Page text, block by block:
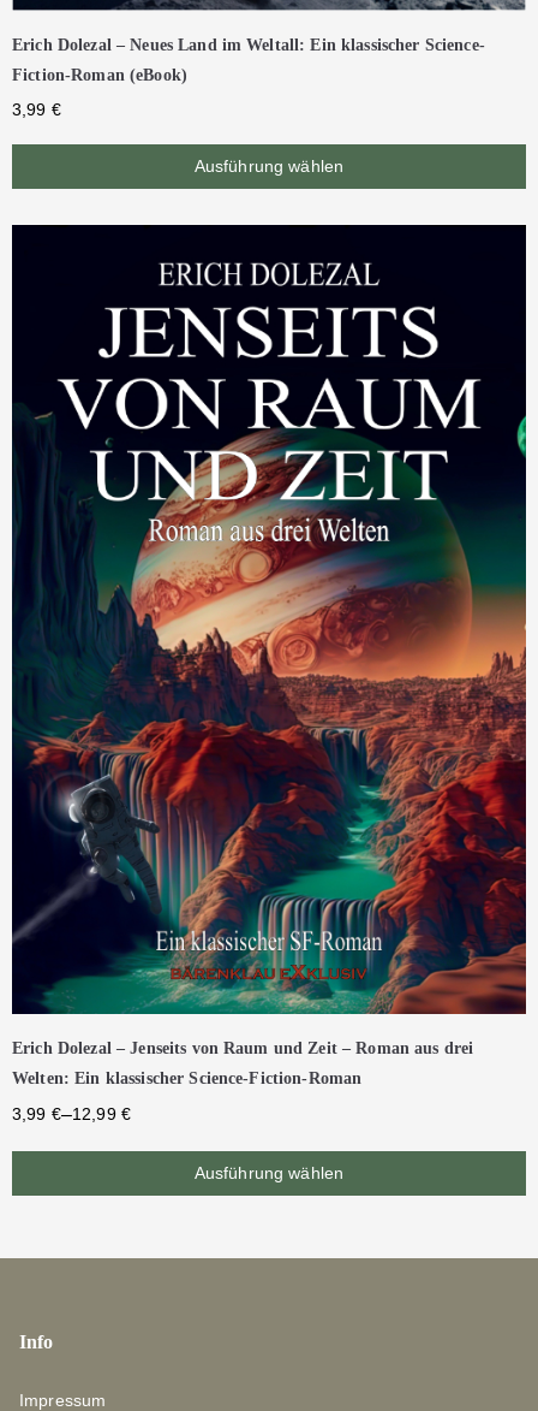
Erich Dolezal – Neues Land im Weltall: Ein klassischer Science-
Fiction-Roman (eBook)
3,99 €
Ausführung wählen
Erich Dolezal – Jenseits von Raum und Zeit – Roman aus drei
Welten: Ein klassischer Science-Fiction-Roman
3,99 €–12,99 €
Ausführung wählen
Info
Impressum